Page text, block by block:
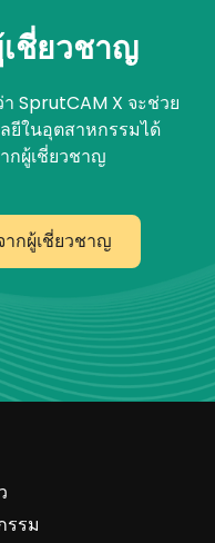
ชี่ยวชาญ
SprutCAM X จะช่วย
ในอุตสาหกรรมได้
กผู้เชี่ยวชาญ
กผู้เชี่ยวชาญ
รรม